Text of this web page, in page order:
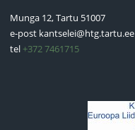
Munga 12, Tartu 51007
e-post kantselei@htg.tartu.ee
tel+372 7461715